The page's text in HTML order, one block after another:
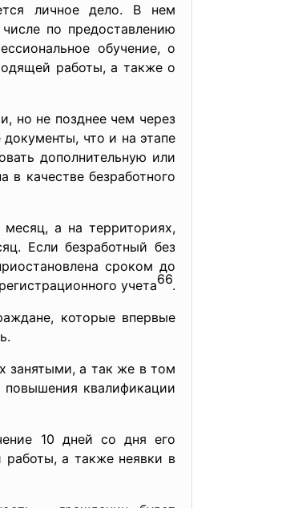
личное дело. В нем
по предоставлению
обучение, о
работы, а также о
но не позднее чем через
что и на этапе
дополнительную или
качестве безработного
а на территориях,
Если безработный без
сроком до
учета66.
которые впервые
занятыми, а так же в том
повышения квалификации
10 дней со дня его
работы, а также неявки в